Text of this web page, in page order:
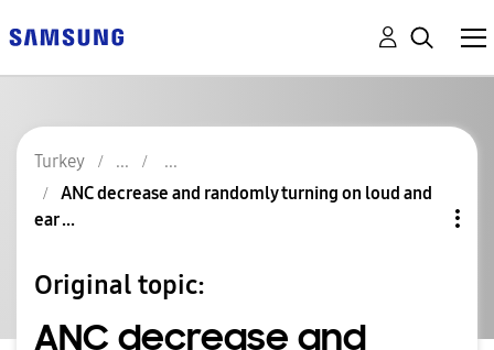
Turkey
ANC decrease and randomly turning on loud and
ear ...
Original topic:
ANC decrease and